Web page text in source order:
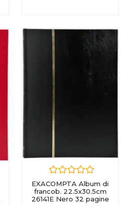
EXACOMPTA Album di
francob. 22.5x30.5cm
26141E Nero 32 pagine